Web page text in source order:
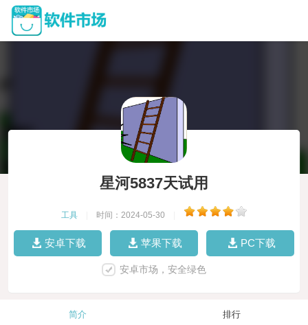
星河5837天试用
工具 时间：2024-05-30
安卓下载 苹果下载 PC下载
安卓市场，安全绿色
简介 排行